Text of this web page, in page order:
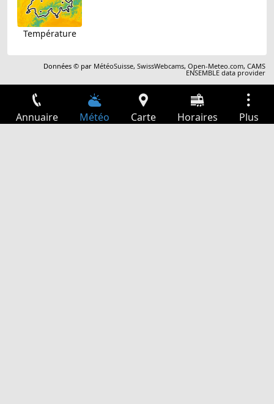
Température
Données © par MétéoSuisse,SwissWebcams,Open-Meteo.com,CAMS
ENSEMBLE data provider
Annuaire Météo Carte Horaires Plus